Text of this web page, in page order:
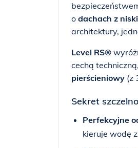
o dachach z
architektury,
Level RS®
cechą
pierścieniowy (z
Sekret
Perfekcyjne
kieruje wodę